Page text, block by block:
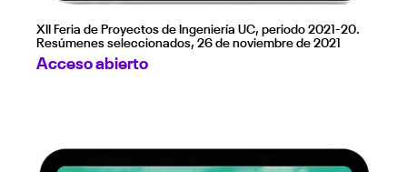
XII Feria de Proyectos de Ingeniería UC, periodo 2021-20.
Resúmenes seleccionados, 26 de noviembre de 2021
Acceso abierto